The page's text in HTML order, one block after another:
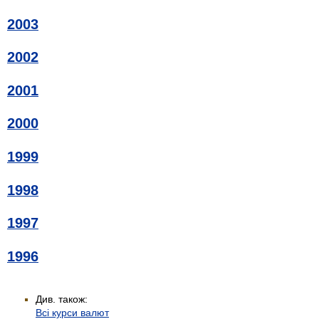
2003
2002
2001
2000
1999
1998
1997
1996
Див. також:
Всі курси валют